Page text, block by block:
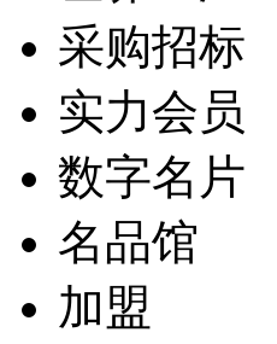
采购招标
实力会员
数字名片
名品馆
加盟